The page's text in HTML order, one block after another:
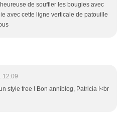
de souffler les bougies avec
avec cette ligne verticale de patouille
12:09
style free ! Bon anniblog, Patricia !<br